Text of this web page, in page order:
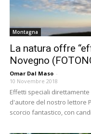
Montagna
La natura offre
Novegno
Omar Dal Maso -
10 Novembre 2018
Effetti speciali
d'autore del nostro lettore
scorcio fantastico, con